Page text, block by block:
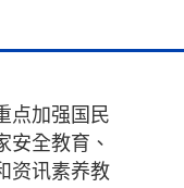
点加强国民
安全教育、
资讯素养教